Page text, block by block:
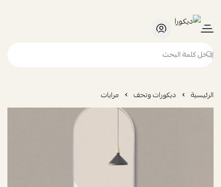
ديكورا
الرئيسية ديكورات وتحف مرايات